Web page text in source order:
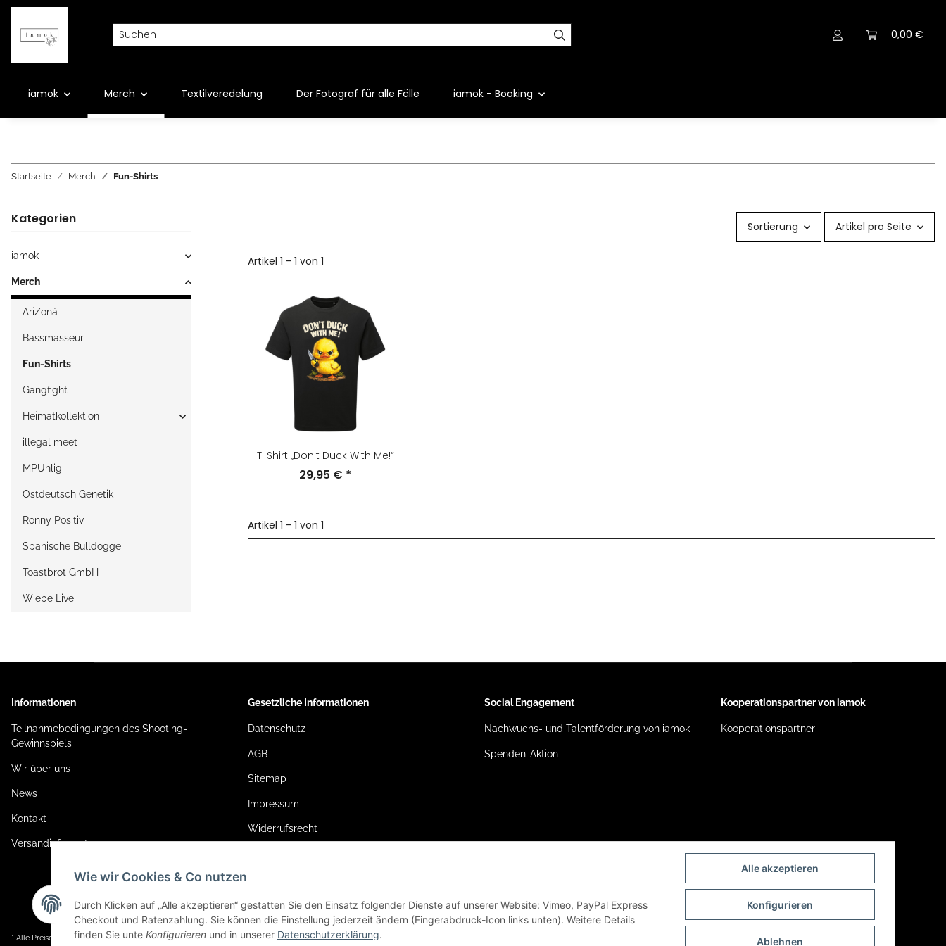
0,00 €
iamok Merch Textilveredelung Der Fotograf für alle Fälle iamok - Booking
Startseite Merch Fun-Shirts
Sortierung Artikel pro Seite
Artikel 1 - 1 von 1
T-Shirt „Don't Duck With Me!“
29,95 € *
Artikel 1 - 1 von 1
Kategorien
iamok
Merch
AriZoná
Bassmasseur
Fun-Shirts
Gangfight
Heimatkollektion
illegal meet
MPUhlig
Ostdeutsch Genetik
Ronny Positiv
Spanische Bulldogge
Toastbrot GmbH
Wiebe Live
Informationen
Teilnahmebedingungen des Shooting-
Gewinnspiels
Wir über uns
News
Kontakt
Versandinformationen
Gesetzliche Informationen
Datenschutz
AGB
Sitemap
Impressum
Widerrufsrecht
Social Engagement
Nachwuchs- und Talentförderung von iamok
Spenden-Aktion
Kooperationspartner von iamok
Kooperationspartner
* Alle Preise inkl. gesetzlicher USt., zzgl.Versand
Wie wir Cookies & Co nutzen
Durch Klicken auf „Alle akzeptieren“ gestatten Sie den Einsatz folgender Dienste auf unserer Website: Vimeo, PayPal Express
Checkout und Ratenzahlung. Sie können die Einstellung jederzeit ändern (Fingerabdruck-Icon links unten). Weitere Details
finden Sie unte Konfigurieren und in unserer Datenschutzerklärung.
Alle akzeptieren
Konfigurieren
Ablehnen